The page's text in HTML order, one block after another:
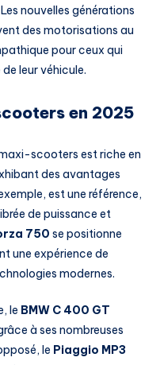
nouvelles générations
des motorisations au
pour ceux qui
leur véhicule.
en 2025
scooters est riche en
des avantages
est une référence,
de puissance et
750 se positionne
une expérience de
modernes.
le BMW C 400 GT
à ses nombreuses
le Piaggio MP3